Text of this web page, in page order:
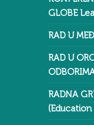
GLOBE
RAD U
RAD U
RADNA